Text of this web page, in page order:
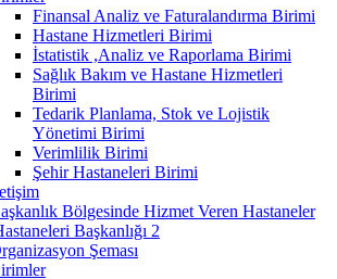
Finansal Analiz ve Faturalandırma Birimi
Hastane Hizmetleri Birimi
İstatistik ,Analiz ve Raporlama Birimi
Sağlık Bakım ve Hastane Hizmetleri
Birimi
Tedarik Planlama, Stok ve Lojistik
Yönetimi Birimi
Verimlilik Birimi
Şehir Hastaneleri Birimi
Bölgesinde Hizmet Veren Hastaneler
Başkanlığı 2
Şeması